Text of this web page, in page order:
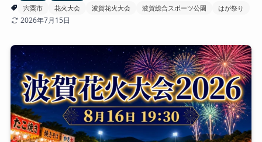
宍粟市
花火大会 波賀花火大会 波賀総合スポーツ公園 はが祭り
2026年7月15日